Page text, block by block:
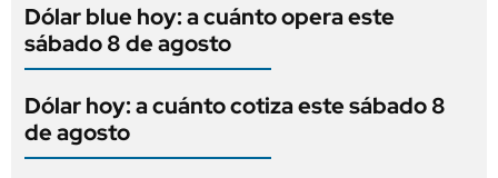
Dólar blue hoy: a cuánto opera este
sábado 8 de agosto
Dólar hoy: a cuánto cotiza este sábado 8
de agosto